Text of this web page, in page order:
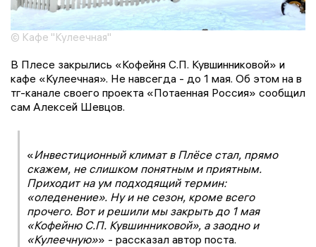
© Кафе "Кулеечная"
В Плесе закрылись «Кофейня С.П. Кувшинниковой» и
кафе «Кулеечная». Не навсегда - до 1 мая. Об этом на в
тг-канале своего проекта «Потаенная Россия» сообщил
сам Алексей Шевцов.
«Инвестиционный климат в Плёсе стал, прямо
скажем, не слишком понятным и приятным.
Приходит на ум подходящий термин:
«оледенение». Ну и не сезон, кроме всего
прочего. Вот и решили мы закрыть до 1 мая
«Кофейню С.П. Кувшинниковой», а заодно и
«Кулеечную»» - рассказал автор поста.